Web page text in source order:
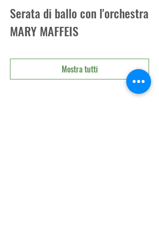
Serata di ballo con l'orchestra
MARY MAFFEIS
Mostra tutti